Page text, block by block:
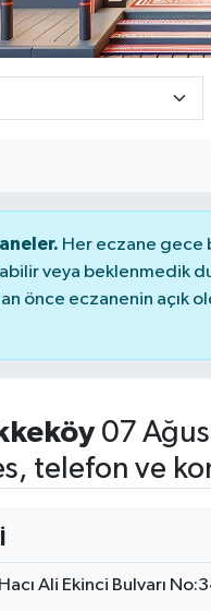
Her eczane gece
veya beklenmedik
önce eczanenin açık
07
telefon ve
Ali Ekinci Bulvarı